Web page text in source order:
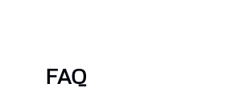
FAQ